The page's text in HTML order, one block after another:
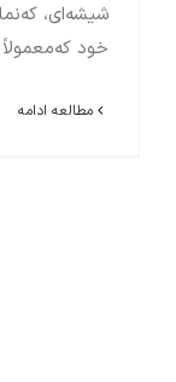
شیشه‌ای،
خود که‌معمولاً
مطالعه ادامه